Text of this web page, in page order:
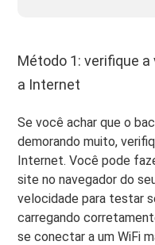
Método 1: verifique
a Internet
Se você achar que o
demorando muito,
Internet. Você pode
site no navegador do
velocidade para testar
carregando
se conectar a um WiFi